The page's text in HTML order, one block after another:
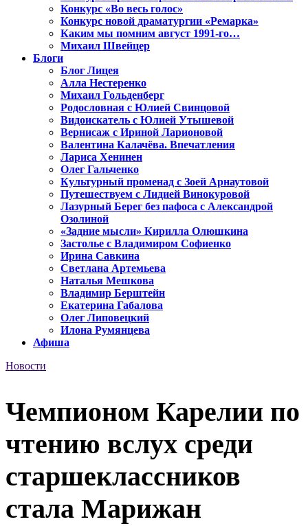
Конкурс «Во весь голос»
Конкурс новой драматургии «Ремарка»
Каким мы помним август 1991-го…
Михаил Швейцер
Блоги
Блог Лицея
Алла Нестеренко
Михаил Гольденберг
Родословная с Юлией Свинцовой
Видоискатель с Юлией Утышевой
Вернисаж с Ириной Ларионовой
Валентина Калачёва. Впечатления
Лариса Хенинен
Олег Гальченко
Культурный променад с Зоей Арнаутовой
Путешествуем с Лидией Винокуровой
Лазурный Берег без пафоса с Александрой
Озолиной
«Задние мысли» Кирилла Олюшкина
Застолье с Владимиром Софиенко
Ирина Савкина
Светлана Артемьева
Наталья Мешкова
Владимир Берштейн
Екатерина Габалова
Олег Липовецкий
Илона Румянцева
Афиша
Новости
Чемпионом Карелии по
чтению вслух среди
старшеклассников
стала Марижан